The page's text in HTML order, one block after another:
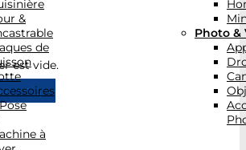
est vide.
boutique
&
de
à
Photo &